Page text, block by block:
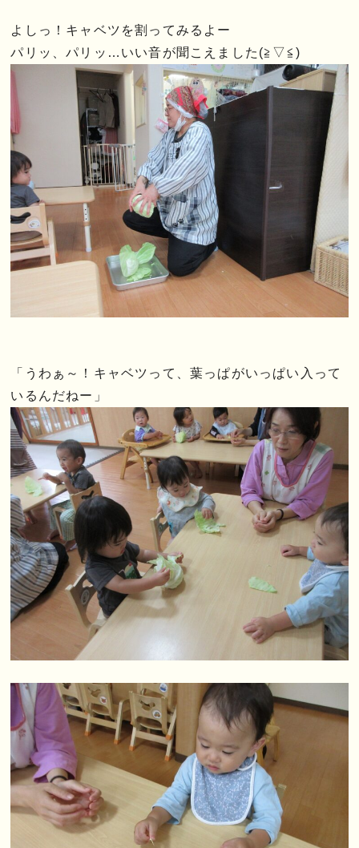
よしっ！キャベツを割ってみるよー
パリッ、パリッ…いい音が聞こえました(≧▽≦)
「うわぁ～！キャベツって、葉っぱがいっぱい入って
いるんだねー」